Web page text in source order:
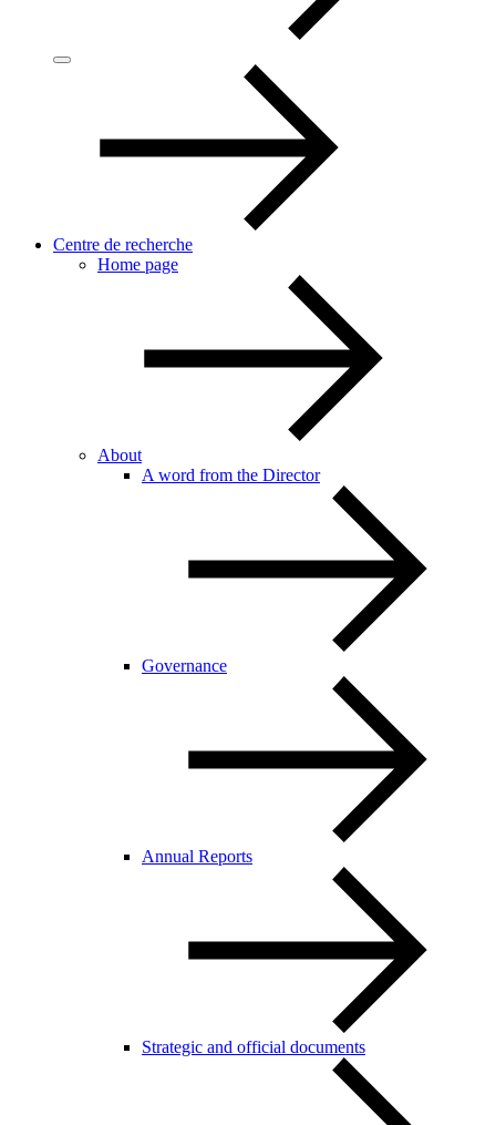
Centre de recherche
Home page
About
A word from the Director
Governance
Annual Reports
Strategic and official documents